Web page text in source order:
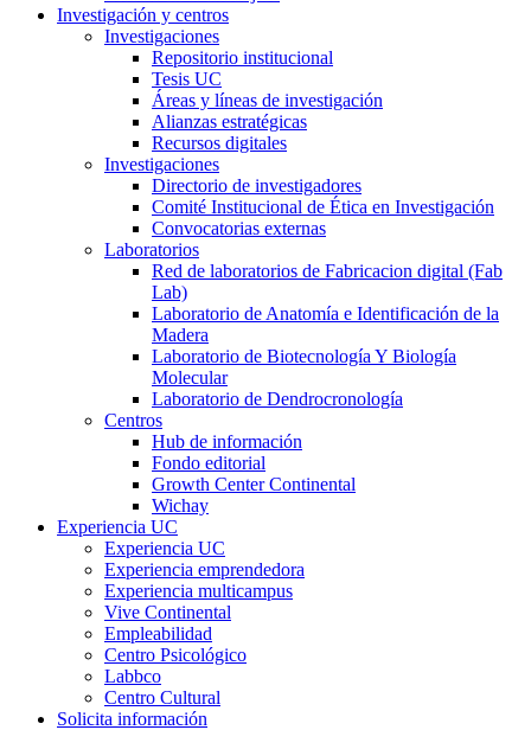
Investigación y centros
Investigaciones
Repositorio institucional
Tesis UC
Áreas y líneas de investigación
Alianzas estratégicas
Recursos digitales
Investigaciones
Directorio de investigadores
Comité Institucional de Ética en Investigación
Convocatorias externas
Laboratorios
Red de laboratorios de Fabricacion digital (Fab
Lab)
Laboratorio de Anatomía e Identificación de la
Madera
Laboratorio de Biotecnología Y Biología
Molecular
Laboratorio de Dendrocronología
Centros
Hub de información
Fondo editorial
Growth Center Continental
Wichay
Experiencia UC
Experiencia UC
Experiencia emprendedora
Experiencia multicampus
Vive Continental
Empleabilidad
Centro Psicológico
Labbco
Centro Cultural
Solicita información